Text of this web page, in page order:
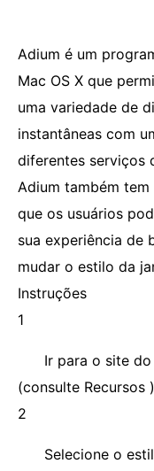
Adium é um
Mac OS X que
uma variedade de
instantâneas com
diferentes serviços
Adium também
que os usuários
sua experiência de
mudar o estilo da
Instruções
1
Ir para o site
(consulte Recursos
2
Selecione o